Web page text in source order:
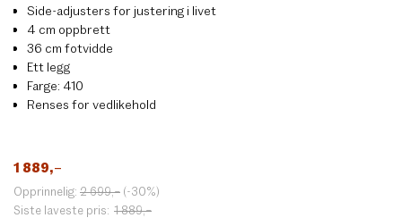
Side-adjusters for justering i livet
4 cm oppbrett
36 cm fotvidde
Ett legg
Farge: 410
Renses for vedlikehold
1 889,–
Opprinnelig: 2 699,– (-30%)
Siste laveste pris: 1 889,–